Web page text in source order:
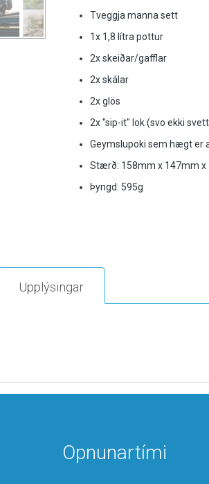
Tveggja manna sett
1x 1,8 lítra pottur
2x skeiðar/gafflar
2x skálar
2x glös
2x "sip-it" lok (svo ekki
Geymslupoki sem hægt er
Stærð: 158mm x 147mm x
Þyngd: 595g
Upplýsingar
Opnunartími